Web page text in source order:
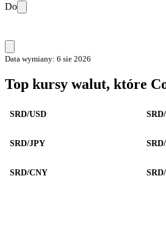
Do
Data wymiany: 6 sie 2026
Top kursy walut, które
SRD/USD
SRD/JPY
SRD/CNY